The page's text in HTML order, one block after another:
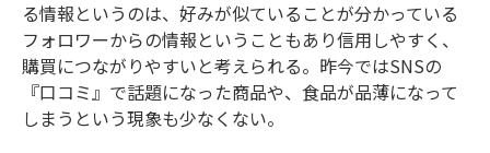
る情報というのは、好みが似ていることが分かっている
フォロワーからの情報ということもあり信用しやすく、
購買につながりやすいと考えられる。昨今ではSNSの
『口コミ』で話題になった商品や、食品が品薄になって
しまうという現象も少なくない。